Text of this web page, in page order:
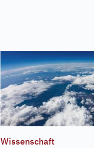
Wissenschaft